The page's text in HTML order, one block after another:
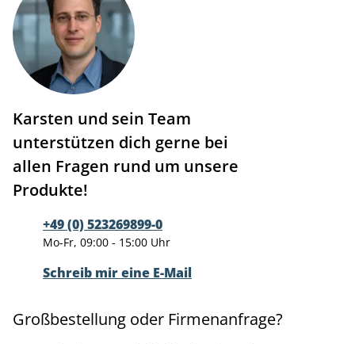
Karsten und sein Team
unterstützen dich gerne bei
allen Fragen rund um unsere
Produkte!
+49 (0) 523269899-0
Mo-Fr, 09:00 - 15:00 Uhr
Schreib mir eine E-Mail
Großbestellung oder Firmenanfrage?